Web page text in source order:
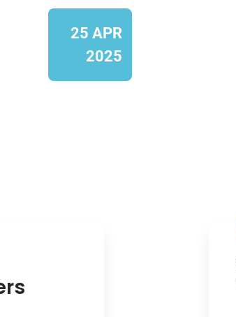
25 APR
2025